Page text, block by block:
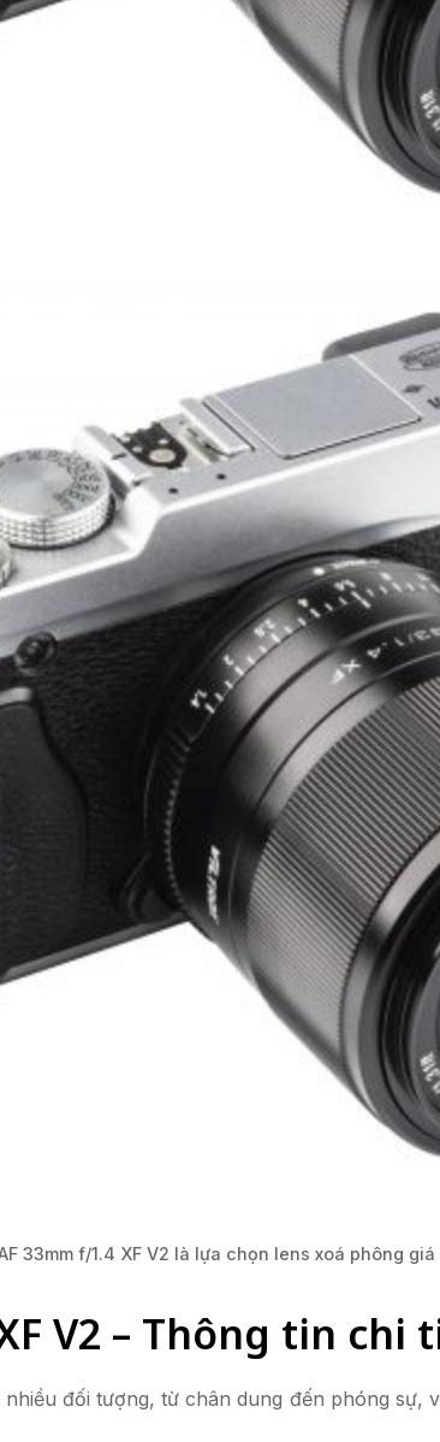
33mm f/1.4 XF V2 là lựa chọn lens xoá phông
V2 – Thông tin chi
đối tượng, từ chân dung đến phóng sự,